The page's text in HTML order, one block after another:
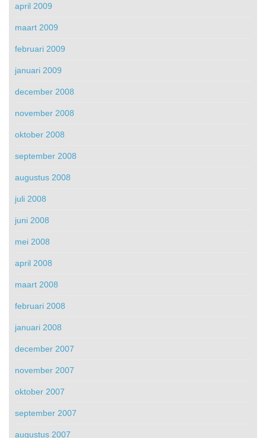
april 2009
maart 2009
februari 2009
januari 2009
december 2008
november 2008
oktober 2008
september 2008
augustus 2008
juli 2008
juni 2008
mei 2008
april 2008
maart 2008
februari 2008
januari 2008
december 2007
november 2007
oktober 2007
september 2007
augustus 2007